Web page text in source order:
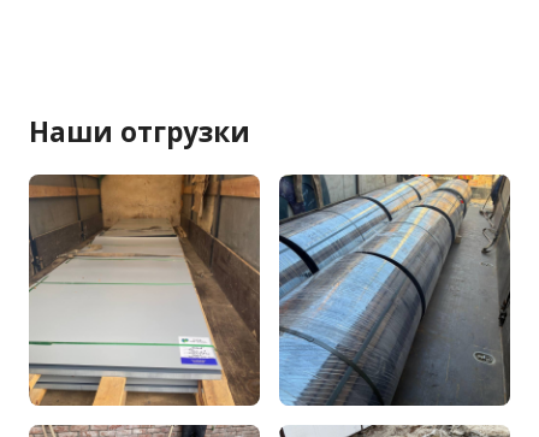
Наши отгрузки